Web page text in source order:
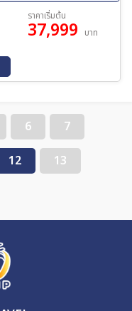
ต.ค. 69 - 01 พ.ย. 69
พ.ย. 69 - 08 พ.ย. 69
ราคาเริ่มต้น
37,999 บาท
6
7
12
13